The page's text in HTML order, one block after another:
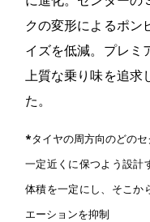
クの変形によるポン
イズを低減。プレミ
上質な乗り味を追求
た。
*タイヤの周方向のどの
一定近くに保つよう設計
体積を一定にし、そこか
エーションを抑制